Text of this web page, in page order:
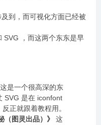
到，而可视化方面已经被
SVG ，而这两个东东是早
是一个很高深的东
SVG 是在 iconfont
正就跟着教程用。
（图灵出品）》
这